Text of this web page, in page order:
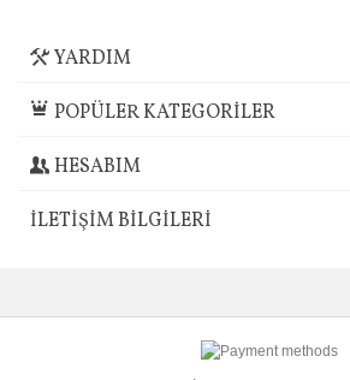
YARDIM
POPÜLER KATEGORİLER
HESABIM
İLETIŞIM BILGILERI